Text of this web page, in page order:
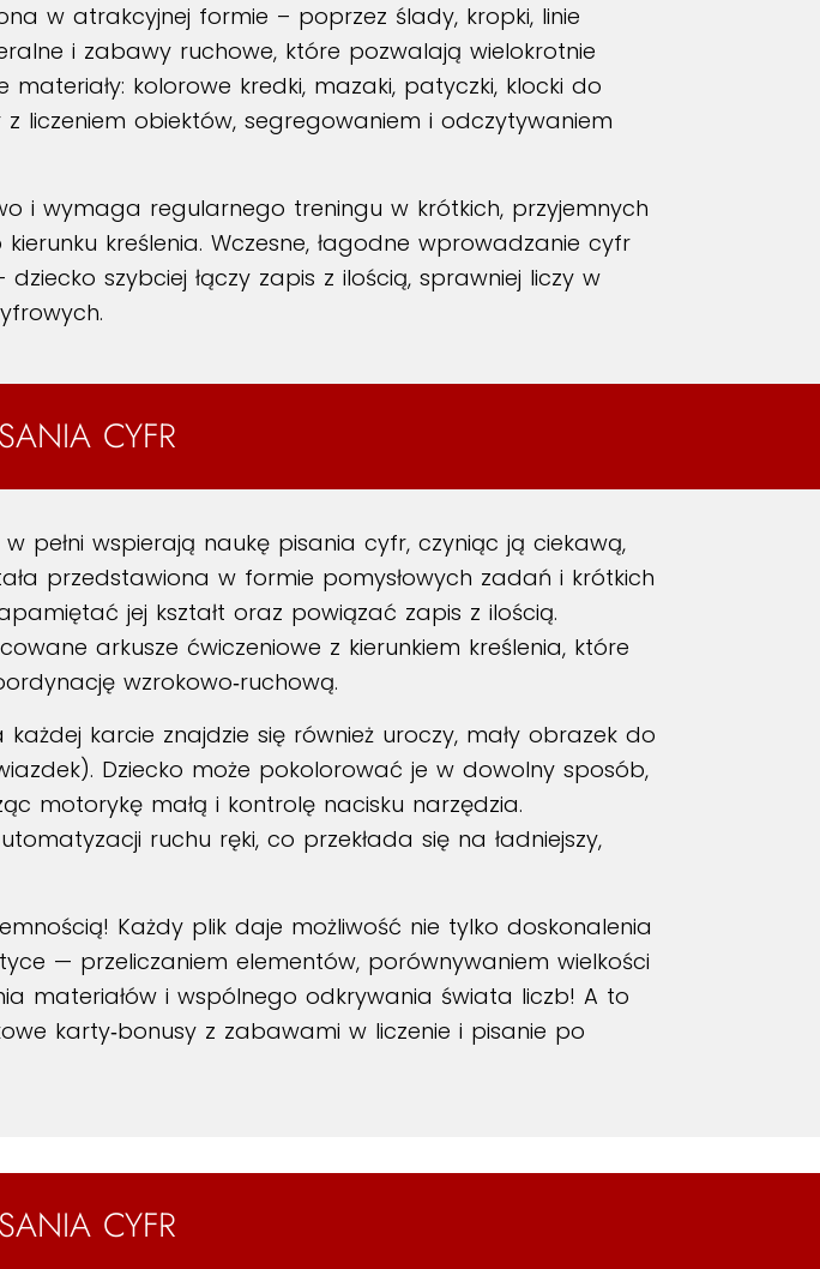
w atrakcyjnej formie – poprzez ślady, kropki, linie
i zabawy ruchowe, które pozwalają wielokrotnie
kolorowe kredki, mazaki, patyczki, klocki do
liczeniem obiektów, segregowaniem i odczytywaniem
i wymaga regularnego treningu w krótkich, przyjemnych
kreślenia. Wczesne, łagodne wprowadzanie cyfr
szybciej łączy zapis z ilością, sprawniej liczy w
CYFR
pełni wspierają naukę pisania cyfr, czyniąc ją ciekawą,
przedstawiona w formie pomysłowych zadań i krótkich
jej kształt oraz powiązać zapis z ilością.
arkusze ćwiczeniowe z kierunkiem kreślenia, które
wzrokowo‑ruchową.
karcie znajdzie się również uroczy, mały obrazek do
Dziecko może pokolorować je w dowolny sposób,
motorykę małą i kontrolę nacisku narzędzia.
ruchu ręki, co przekłada się na ładniejszy,
Każdy plik daje możliwość nie tylko doskonalenia
— przeliczaniem elementów, porównywaniem wielkości
materiałów i wspólnego odkrywania świata liczb! A to
karty‑bonusy z zabawami w liczenie i pisanie po
CYFR